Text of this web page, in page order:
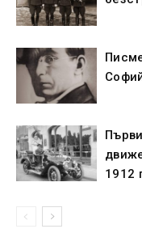
1912